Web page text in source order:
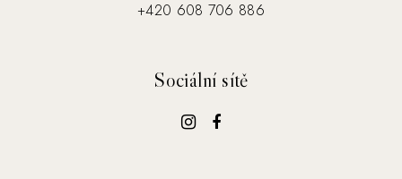
+420 608 706 886
Sociální sítě